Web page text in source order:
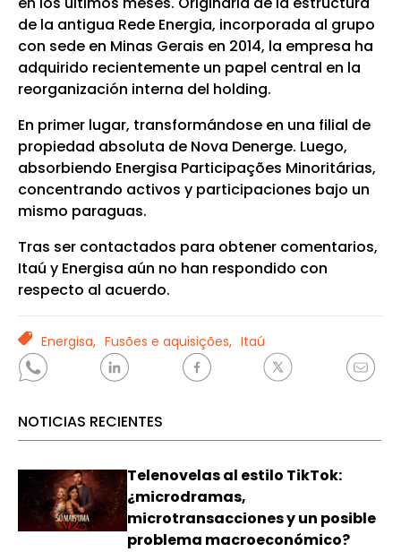
de la antigua Rede Energia, incorporada al grupo
con sede en Minas Gerais en 2014, la empresa ha
adquirido recientemente un papel central en la
reorganización interna del holding.
En primer lugar, transformándose en una filial de
propiedad absoluta de Nova Denerge. Luego,
absorbiendo Energisa Participações Minoritárias,
concentrando activos y participaciones bajo un
mismo paraguas.
Tras ser contactados para obtener comentarios,
Itaú y Energisa aún no han respondido con
respecto al acuerdo.
TAGSEnergisa, Fusões e aquisições, Itaú
NOTICIAS RECIENTES
Telenovelas al estilo TikTok:
¿microdramas,
microtransacciones y un posible
problema macroeconómico?